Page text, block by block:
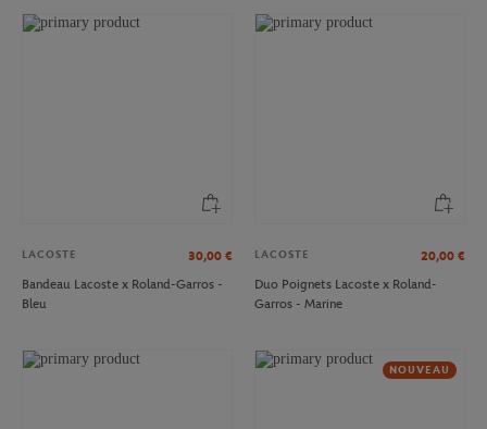
LACOSTE 30,00 €
Bandeau Lacoste x Roland-Garros -
Bleu
LACOSTE 20,00 €
Duo Poignets Lacoste x Roland-
Garros - Marine
NOUVEAU